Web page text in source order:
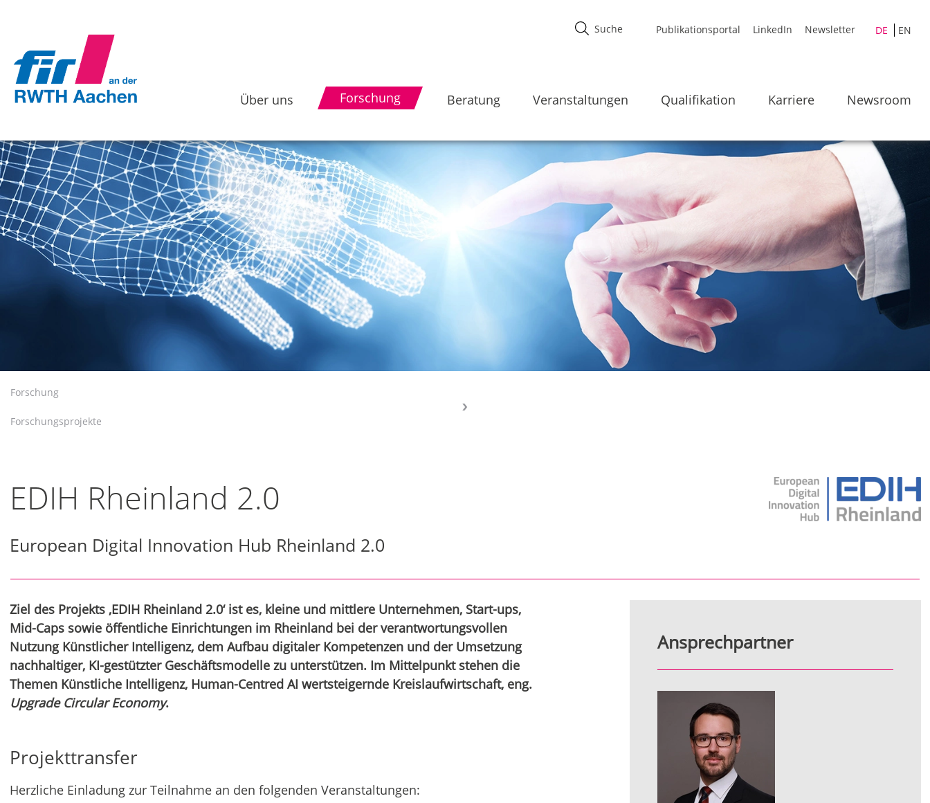
Publikationsportal LinkedIn Newsletter DE EN
Über uns Forschung Beratung Veranstaltungen Qualifikation Karriere Newsroom
Forschung
Forschungsprojekte
EDIH Rheinland 2.0
European Digital Innovation Hub Rheinland 2.0
Ziel des Projekts ‚EDIH Rheinland 2.0‘ ist es, kleine und mittlere Unternehmen, Start-ups,
Mid-Caps sowie öffentliche Einrichtungen im Rheinland bei der verantwortungsvollen
Nutzung Künstlicher Intelligenz, dem Aufbau digitaler Kompetenzen und der Umsetzung
nachhaltiger, KI-gestützter Geschäftsmodelle zu unterstützen. Im Mittelpunkt stehen die
Themen Künstliche Intelligenz, Human-Centred AI wertsteigernde Kreislaufwirtschaft, eng.
Upgrade Circular Economy.
Projekttransfer
Herzliche Einladung zur Teilnahme an den folgenden Veranstaltungen:
Ansprechpartner